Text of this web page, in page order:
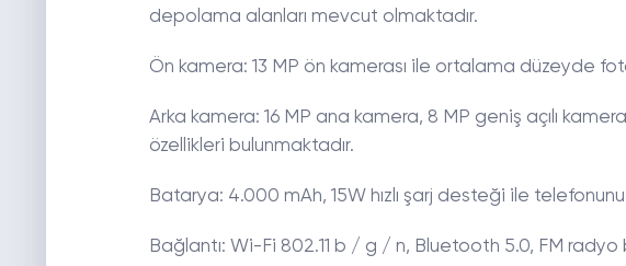
depolama alanları mevcut olmaktadır.
Ön kamera: 13 MP ön kamerası ile ortalama düzeyde
Arka kamera: 16 MP ana kamera, 8 MP geniş açılı
özellikleri bulunmaktadır.
Batarya: 4.000 mAh, 15W hızlı şarj desteği ile
Bağlantı: Wi-Fi 802.11 b / g / n, Bluetooth 5.0, FM